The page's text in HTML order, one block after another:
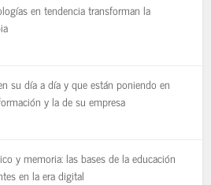
en tendencia transforman la
su día a día y que están poniendo en
y la de su empresa
y memoria: las bases de la educación
en la era digital